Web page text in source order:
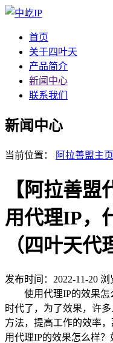
首页
关于四叶天
产品简介
新闻中心
联系我们
新闻中心
当前位置： 阿拉善盟主页
【阿拉善
用代理IP，
（四叶天代
发布时间：2022-11-20 浏
使用代理IP的效果怎
时代了，为了效果，许
方法，提高工作的效率
用代理IP的效果怎么样